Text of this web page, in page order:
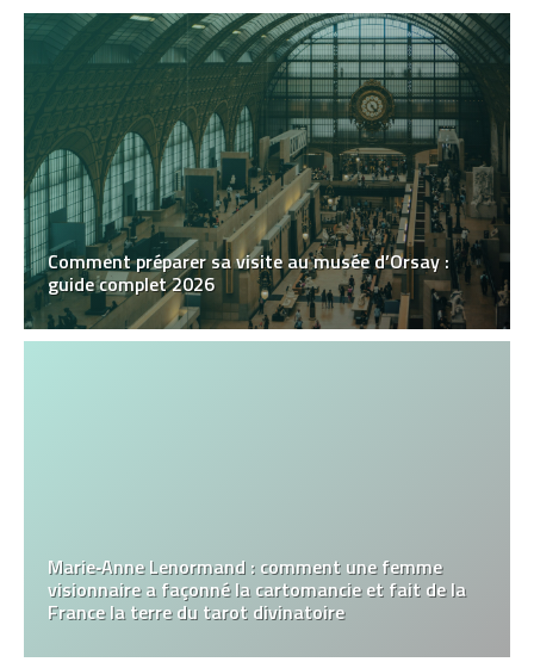
Comment préparer sa visite au musée d’Orsay :
guide complet 2026
Marie‑Anne Lenormand : comment une femme
visionnaire a façonné la cartomancie et fait de la
France la terre du tarot divinatoire